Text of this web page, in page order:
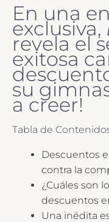
En una
exclusiva,
revela el
exitosa
su
a creer!
Tabla de
Descuentos
contra la
¿Cuáles son
descuentos
Una inédita